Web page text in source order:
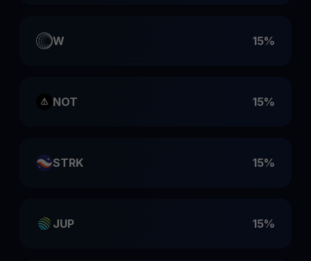
W 15%
NOT 15%
STRK 15%
JUP 15%